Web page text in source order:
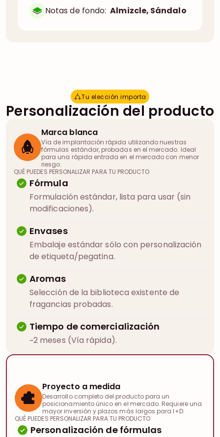
Notas de fondo: Almizcle, Sándalo
Tu elección importa
Tu elección importa
Personalización del producto
Marca blanca
Vía de implantación rápida utilizando nuestras
fórmulas estándar, probadas en el mercado. Ideal
para una rápida entrada en el mercado con menor
riesgo.
QUÉ PUEDES PERSONALIZAR PARA TU PRODUCTO
Fórmula
Formulación estándar, lista para usar (sin
modificaciones).
Envases
Embalaje estándar sólo con personalización
de etiqueta/pegatina.
Aromas
Selección de la biblioteca existente de
fragancias probadas.
Tiempo de comercialización
~2 meses (Vía rápida).
Proyecto a medida
Desarrollo completo del producto para un
posicionamiento único en el mercado. Requiere una
mayor inversión y plazos más largos para I+D.
QUÉ PUEDES PERSONALIZAR PARA TU PRODUCTO
Personalización de fórmulas